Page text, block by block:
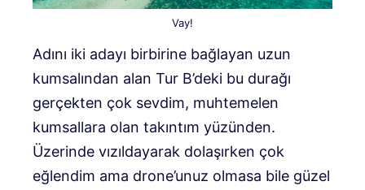
Vay!
Adını iki adayı birbirine bağlayan uzun
kumsalından alan Tur B’deki bu durağı
gerçekten çok sevdim, muhtemelen
kumsallara olan takıntım yüzünden.
Üzerinde vızıldayarak dolaşırken çok
eğlendim ama drone’unuz olmasa bile güzel